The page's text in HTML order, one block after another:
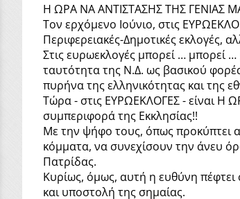
Η ΩΡΑ ΝΑ ΑΝΤΙΣΤΑΣΗΣ ΤΗΣ ΓΕΝΙΑΣ
Τον ερχόμενο Ιούνιο, στις
Περιφερειακές-Δημοτικές εκλογές,
Στις ευρωεκλογές μπορεί … μπορεί
ταυτότητα της Ν.Δ. ως βασικού
πυρήνα της ελληνικότητας και της
Τώρα - στις ΕΥΡΩΕΚΛΟΓΕΣ - είναι Η
συμπεριφορά της Εκκλησίας!!
Με την ψήφο τους, όπως προκύπτει
κόμματα, να συνεχίσουν την άνευ
Πατρίδας.
Κυρίως, όμως, αυτή η ευθύνη πέφτει
και υποστολή της σημαίας.